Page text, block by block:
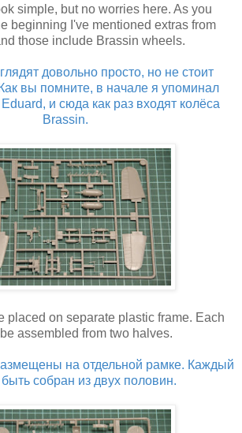
simple, but no worries here. As you
beginning I've mentioned extras from
those include Brassin wheels.
довольно просто, но не стоит
вы помните, в начале я упоминал
и сюда как раз входят колёса
Brassin.
placed on separate plastic frame. Each
assembled from two halves.
на отдельной рамке. Каждый
собран из двух половин.